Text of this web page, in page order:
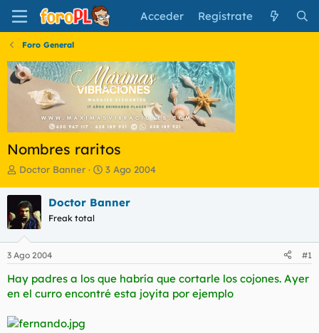
Acceder Regístrate
Foro General
Nombres raritos
I
i
c
a
d
o
d
e
t
Doctor Banner
F
h
e
i
c
3 Ago 2004
Doctor Banner
Freak total
3 Ago 2004 #1
Hay padres a los que habría que cortarle los cojones. Ayer
en el curro encontré esta joyita por ejemplo